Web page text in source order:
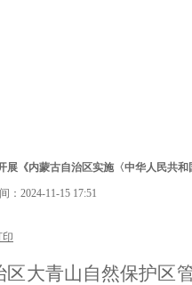
展《内蒙古自治区实施〈中华人民共
：2024-11-15 17:51
印
区大青山自然保护区